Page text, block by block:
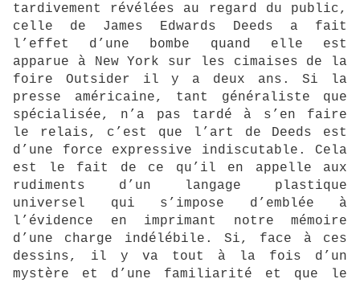
tardivement révélées au regard du public,
celle de James Edwards Deeds a fait
l’effet d’une bombe quand elle est
apparue à New York sur les cimaises de la
foire Outsider il y a deux ans. Si la
presse américaine, tant généraliste que
spécialisée, n’a pas tardé à s’en faire
le relais, c’est que l’art de Deeds est
d’une force expressive indiscutable. Cela
est le fait de ce qu’il en appelle aux
rudiments d’un langage plastique
universel qui s’impose d’emblée à
l’évidence en imprimant notre mémoire
d’une charge indélébile. Si, face à ces
dessins, il y va tout à la fois d’un
mystère et d’une familiarité et que le